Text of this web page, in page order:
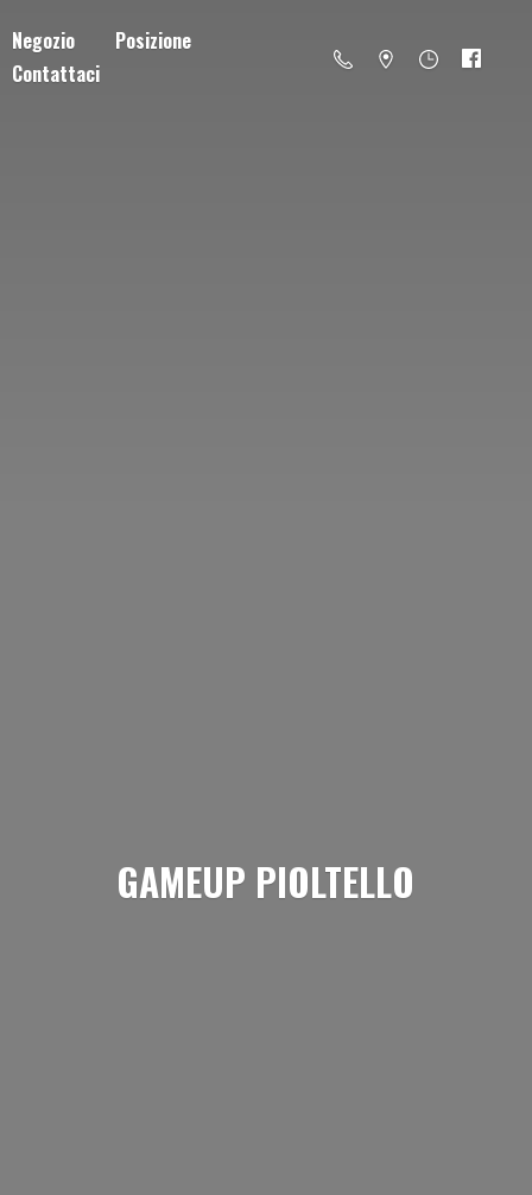
Negozio
Posizione
Contattaci
GAMEUP PIOLTELLO